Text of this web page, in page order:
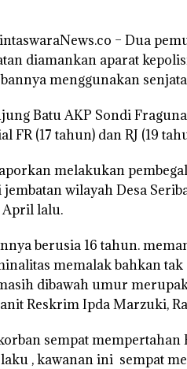
– Dua
diamankan aparat
menggunakan
Batu AKP Sondi
FR (17 tahun) dan RJ (19
melakukan
wilayah Desa
lalu.
berusia 16 tahun.
memalak bahkan tak
dibawah umur
Reskrim Ipda Marzuki,
sempat
, kawanan ini sempat